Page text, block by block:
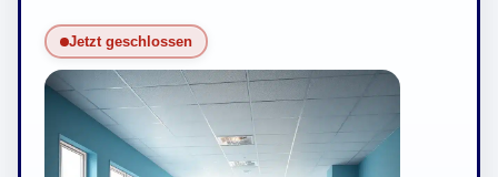
Jetzt geschlossen